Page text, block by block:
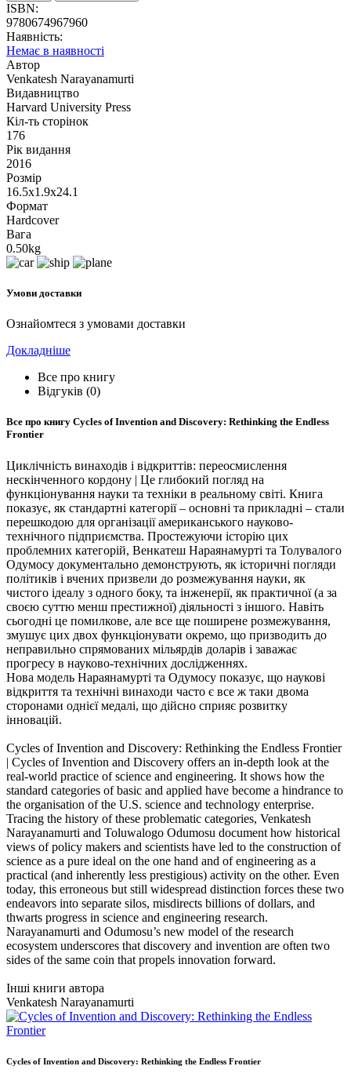
ISBN:
9780674967960
Наявність:
Немає в наявності
Автор
Venkatesh Narayanamurti
Видавництво
Harvard University Press
Кіл-ть сторінок
176
Рік видання
2016
Розмір
16.5x1.9x24.1
Формат
Hardcover
Вага
0.50kg
Умови доставки
Ознайомтеся з умовами доставки
Докладніше
Все про книгу
Відгуків (0)
Все про книгу Cycles of Invention and Discovery: Rethinking the Endless
Frontier
Циклічність винаходів і відкриттів: переосмислення
нескінченного кордону | Це глибокий погляд на
функціонування науки та техніки в реальному світі. Книга
показує, як стандартні категорії – основні та прикладні – стали
перешкодою для організації американського науково-
технічного підприємства. Простежуючи історію цих
проблемних категорій, Венкатеш Нараянамурті та Толувалого
Одумосу документально демонструють, як історичні погляди
політиків і вчених призвели до розмежування науки, як
чистого ідеалу з одного боку, та інженерії, як практичної (а за
своєю суттю менш престижної) діяльності з іншого. Навіть
сьогодні це помилкове, але все ще поширене розмежування,
змушує цих двох функціонувати окремо, що призводить до
неправильно спрямованих мільярдів доларів і заважає
прогресу в науково-технічних дослідженнях.
Нова модель Нараянамурті та Одумосу показує, що наукові
відкриття та технічні винаходи часто є все ж таки двома
сторонами однієї медалі, що дійсно сприяє розвитку
інновацій.
Cycles of Invention and Discovery: Rethinking the Endless Frontier
| Cycles of Invention and Discovery offers an in-depth look at the
real-world practice of science and engineering. It shows how the
standard categories of basic and applied have become a hindrance to
the organisation of the U.S. science and technology enterprise.
Tracing the history of these problematic categories, Venkatesh
Narayanamurti and Toluwalogo Odumosu document how historical
views of policy makers and scientists have led to the construction of
science as a pure ideal on the one hand and of engineering as a
practical (and inherently less prestigious) activity on the other. Even
today, this erroneous but still widespread distinction forces these two
endeavors into separate silos, misdirects billions of dollars, and
thwarts progress in science and engineering research.
Narayanamurti and Odumosu’s new model of the research
ecosystem underscores that discovery and invention are often two
sides of the same coin that propels innovation forward.
Інші книги автора
Venkatesh Narayanamurti
Cycles of Invention and Discovery: Rethinking the Endless Frontier